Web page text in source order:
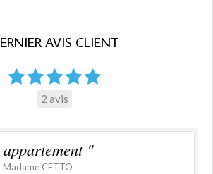
AVIS CLIENT
2 avis
"
Madame CETTO